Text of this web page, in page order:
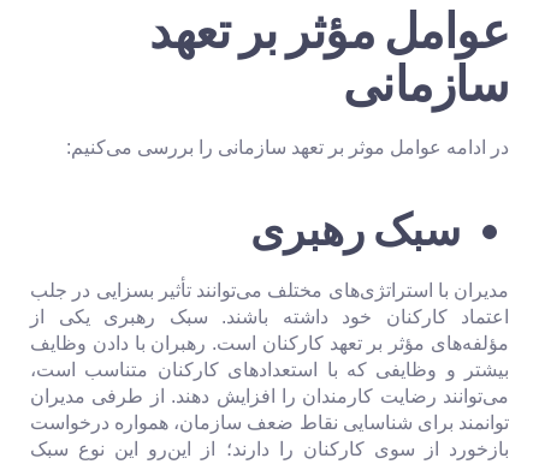
عوامل مؤثر بر تعهد
سازمانی
در ادامه عوامل موثر بر تعهد سازمانی را بررسی می‌کنیم:
سبک رهبری
مدیران با استراتژی‌های مختلف می‌توانند تأثیر بسزایی در جلب
اعتماد کارکنان خود داشته باشند. سبک رهبری یکی از
مؤلفه‌های مؤثر بر تعهد کارکنان است. رهبران با دادن وظایف
بیشتر و وظایفی که با استعدادهای کارکنان متناسب است،
می‌توانند رضایت کارمندان را افزایش دهند. از طرفی مدیران
توانمند برای شناسایی نقاط ضعف سازمان، همواره درخواست
بازخورد از سوی کارکنان را دارند؛ از این‌رو این نوع سبک